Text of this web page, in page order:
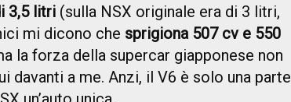
3,5 litri (sulla NSX originale era di 3 litri,
mi dicono che sprigiona 507 cv e 550
la forza della supercar giapponese non
davanti a me. Anzi, il V6 è solo una parte